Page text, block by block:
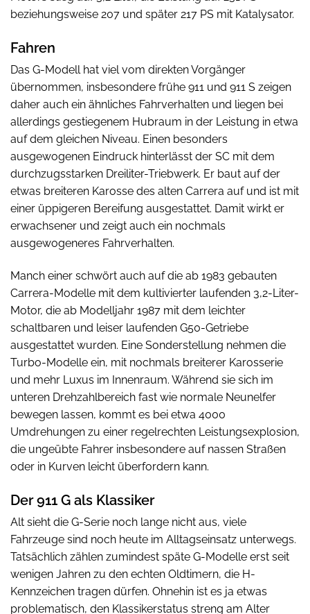
beziehungsweise 207 und später 217 PS mit Katalysator.
Fahren
Das G-Modell hat viel vom direkten Vorgänger
übernommen, insbesondere frühe 911 und 911 S zeigen
daher auch ein ähnliches Fahrverhalten und liegen bei
allerdings gestiegenem Hubraum in der Leistung in etwa
auf dem gleichen Niveau. Einen besonders
ausgewogenen Eindruck hinterlässt der SC mit dem
durchzugsstarken Dreiliter-Triebwerk. Er baut auf der
etwas breiteren Karosse des alten Carrera auf und ist mit
einer üppigeren Bereifung ausgestattet. Damit wirkt er
erwachsener und zeigt auch ein nochmals
ausgewogeneres Fahrverhalten.
Manch einer schwört auch auf die ab 1983 gebauten
Carrera-Modelle mit dem kultivierter laufenden 3,2-Liter-
Motor, die ab Modelljahr 1987 mit dem leichter
schaltbaren und leiser laufenden G50-Getriebe
ausgestattet wurden. Eine Sonderstellung nehmen die
Turbo-Modelle ein, mit nochmals breiterer Karosserie
und mehr Luxus im Innenraum. Während sie sich im
unteren Drehzahlbereich fast wie normale Neunelfer
bewegen lassen, kommt es bei etwa 4000
Umdrehungen zu einer regelrechten Leistungsexplosion,
die ungeübte Fahrer insbesondere auf nassen Straßen
oder in Kurven leicht überfordern kann.
Der 911 G als Klassiker
Alt sieht die G-Serie noch lange nicht aus, viele
Fahrzeuge sind noch heute im Alltagseinsatz unterwegs.
Tatsächlich zählen zumindest späte G-Modelle erst seit
wenigen Jahren zu den echten Oldtimern, die H-
Kennzeichen tragen dürfen. Ohnehin ist es ja etwas
problematisch, den Klassikerstatus streng am Alter